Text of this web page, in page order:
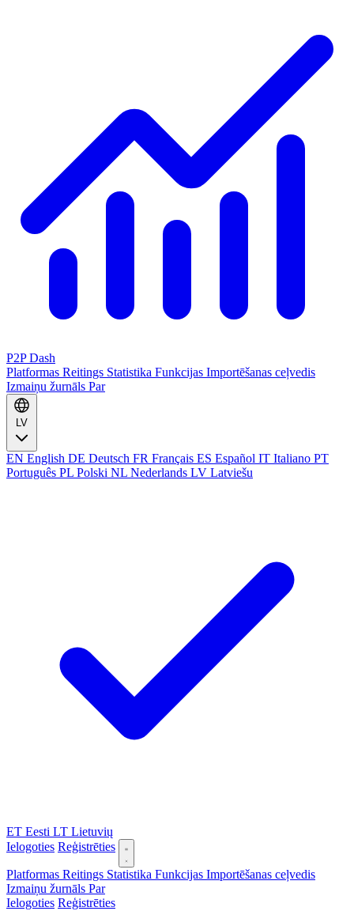
P2P Dash
Platformas Reitings Statistika Funkcijas Importēšanas ceļvedis
Izmaiņu žurnāls Par
LV
EN English DE Deutsch FR Français ES Español IT Italiano PT
Português PL Polski NL Nederlands LV Latviešu
ET Eesti LT Lietuvių
Ielogoties Reģistrēties
Platformas Reitings Statistika Funkcijas Importēšanas ceļvedis
Izmaiņu žurnāls Par
Ielogoties Reģistrēties